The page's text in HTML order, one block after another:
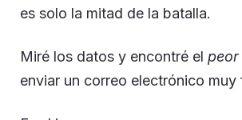
es solo la mitad de la batalla.
Miré los datos y encontré el peor
enviar un correo electrónico muy